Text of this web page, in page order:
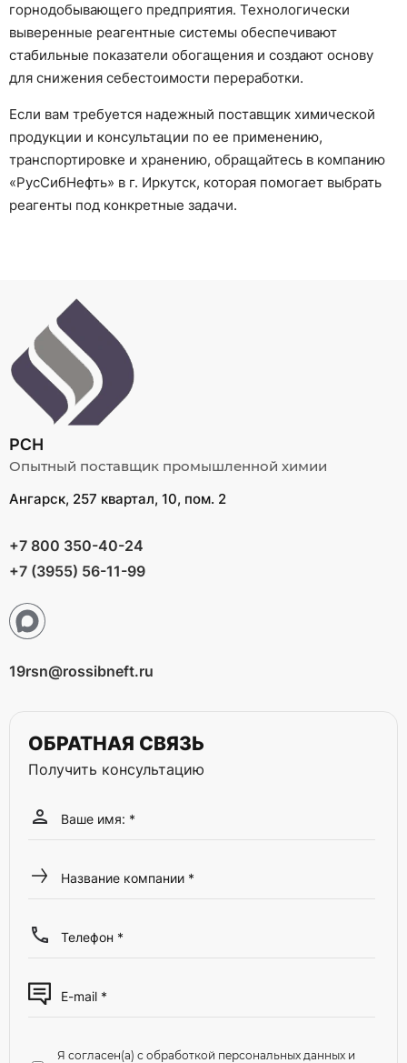
горнодобывающего предприятия. Технологически
выверенные реагентные системы обеспечивают
стабильные показатели обогащения и создают основу
для снижения себестоимости переработки.
Если вам требуется надежный поставщик химической
продукции и консультации по ее применению,
транспортировке и хранению, обращайтесь в компанию
«РусСибНефть» в г. Иркутск, которая помогает выбрать
реагенты под конкретные задачи.
РСН
Опытный поставщик промышленной химии
Ангарск, 257 квартал, 10, пом. 2
+7 800 350-40-24
+7 (3955) 56-11-99
19rsn@rossibneft.ru
ОБРАТНАЯ СВЯЗЬ
Получить консультацию
Я согласен(а) с обработкой персональных данных и